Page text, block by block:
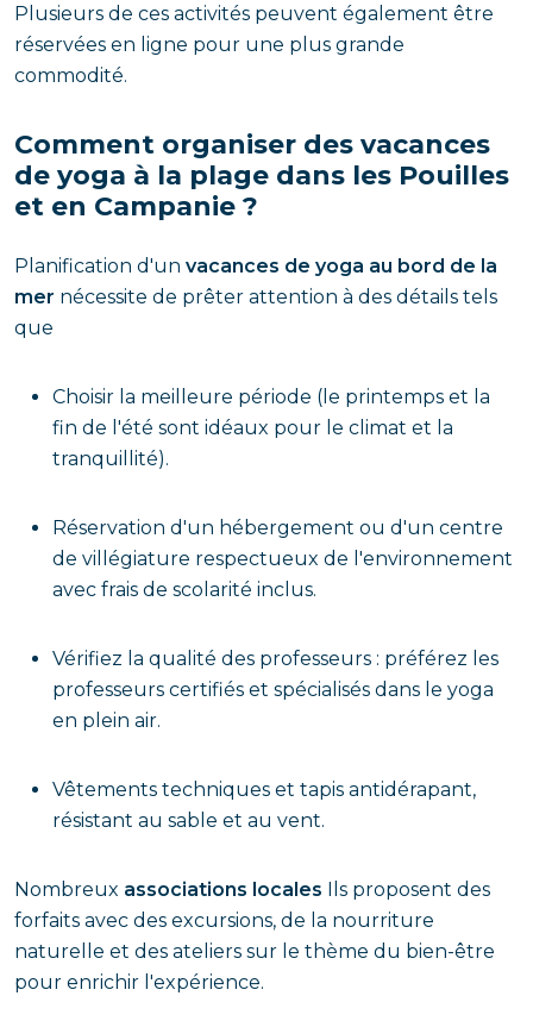
Plusieurs de ces activités peuvent également être
réservées en ligne pour une plus grande
commodité.
Comment organiser des vacances
de yoga à la plage dans les Pouilles
et en Campanie ?
Planification d'un vacances de yoga au bord de la
mer nécessite de prêter attention à des détails tels
que
Choisir la meilleure période (le printemps et la
fin de l'été sont idéaux pour le climat et la
tranquillité).
Réservation d'un hébergement ou d'un centre
de villégiature respectueux de l'environnement
avec frais de scolarité inclus.
Vérifiez la qualité des professeurs : préférez les
professeurs certifiés et spécialisés dans le yoga
en plein air.
Vêtements techniques et tapis antidérapant,
résistant au sable et au vent.
Nombreux associations locales Ils proposent des
forfaits avec des excursions, de la nourriture
naturelle et des ateliers sur le thème du bien-être
pour enrichir l'expérience.